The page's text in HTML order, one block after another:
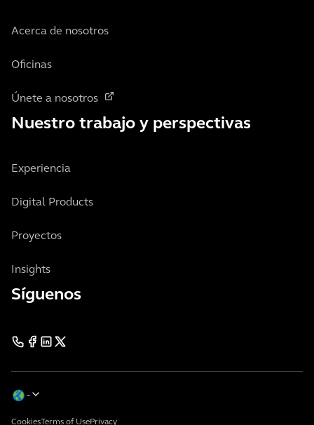
Acerca de nosotros
Oficinas
Únete a nosotros
Nuestro trabajo y perspectivas
Experiencia
Digital Products
Proyectos
Insights
Síguenos
CookiesTerms of UsePrivacy